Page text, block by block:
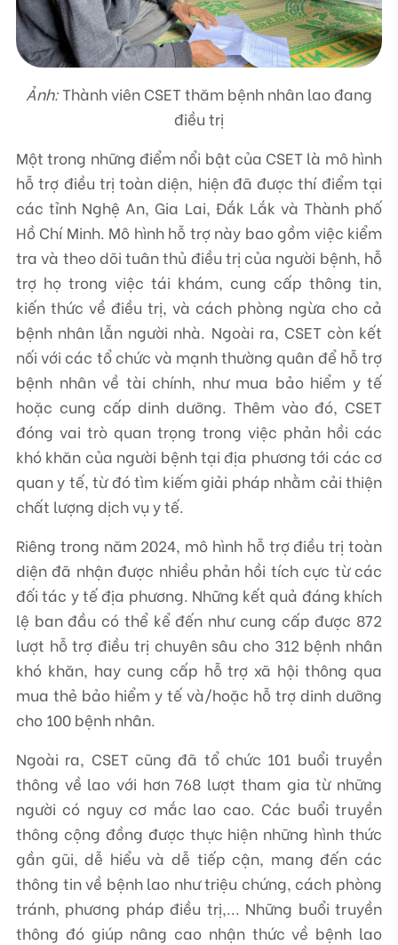
Ảnh:Thành viên CSET thăm bệnh nhân lao đang
điều trị
Một trong những điểm nổi bật của CSET là mô hình
hỗ trợ điều trị toàn diện, hiện đã được thí điểm tại
các tỉnh Nghệ An, Gia Lai, Đắk Lắk và Thành phố
Hồ Chí Minh. Mô hình hỗ trợ này bao gồm việc kiểm
tra và theo dõi tuân thủ điều trị của người bệnh, hỗ
trợ họ trong việc tái khám, cung cấp thông tin,
kiến thức về điều trị, và cách phòng ngừa cho cả
bệnh nhân lẫn người nhà. Ngoài ra, CSET còn kết
nối với các tổ chức và mạnh thường quân để hỗ trợ
bệnh nhân về tài chính, như mua bảo hiểm y tế
hoặc cung cấp dinh dưỡng. Thêm vào đó, CSET
đóng vai trò quan trọng trong việc phản hồi các
khó khăn của người bệnh tại địa phương tới các cơ
quan y tế, từ đó tìm kiếm giải pháp nhằm cải thiện
chất lượng dịch vụ y tế.
Riêng trong năm 2024, mô hình hỗ trợ điều trị toàn
diện đã nhận được nhiều phản hồi tích cực từ các
đối tác y tế địa phương. Những kết quả đáng khích
lệ ban đầu có thể kể đến như cung cấp được 872
lượt hỗ trợ điều trị chuyên sâu cho 312 bệnh nhân
khó khăn, hay cung cấp hỗ trợ xã hội thông qua
mua thẻ bảo hiểm y tế và/hoặc hỗ trợ dinh dưỡng
cho 100 bệnh nhân.
Ngoài ra, CSET cũng đã tổ chức 101 buổi truyền
thông về lao với hơn 768 lượt tham gia từ những
người có nguy cơ mắc lao cao. Các buổi truyền
thông cộng đồng được thực hiện những hình thức
gần gũi, dễ hiểu và dễ tiếp cận, mang đến các
thông tin về bệnh lao như triệu chứng, cách phòng
tránh, phương pháp điều trị,... Những buổi truyền
thông đó giúp nâng cao nhận thức về bệnh lao